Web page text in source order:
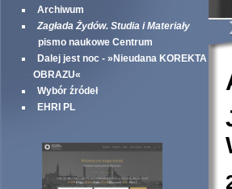
Archiwum
Zagłada Żydów. Studia i Materiały
pismo naukowe Centrum
Dalej jest noc - »Nieudana KOREKTA
OBRAZU«
Wybór źródeł
EHRI PL